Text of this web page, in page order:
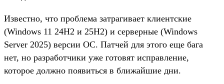
Известно, что проблема затрагивает клиентские
(Windows 11 24H2 и 25H2) и серверные (Windows
Server 2025) версии ОС. Патчей для этого еще бага
нет, но разработчики уже готовят исправление,
которое должно появиться в ближайшие дни.